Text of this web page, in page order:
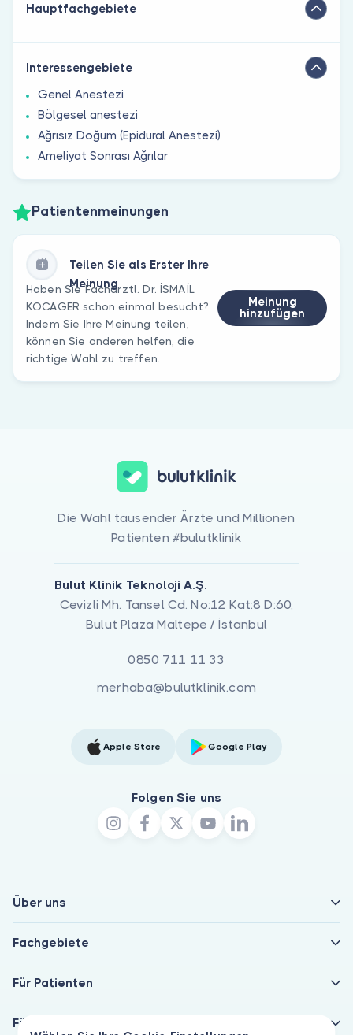
Hauptfachgebiete
Interessengebiete
Genel Anestezi
Bölgesel anestezi
Ağrısız Doğum (Epidural Anestezi)
Ameliyat Sonrası Ağrılar
Patientenmeinungen
Teilen Sie als Erster Ihre
Meinung
Haben Sie Fachärztl. Dr. İSMAİL
KOCAGER schon einmal besucht?
Indem Sie Ihre Meinung teilen,
können Sie anderen helfen, die
richtige Wahl zu treffen.
Meinung
hinzufügen
Die Wahl tausender Ärzte und Millionen
Patienten #bulutklinik
Bulut Klinik Teknoloji A.Ş.
Cevizli Mh. Tansel Cd. No:12 Kat:8 D:60,
Bulut Plaza Maltepe / İstanbul
0850 711 11 33
merhaba@bulutklinik.com
Apple Store Google Play
Folgen Sie uns
Über uns
Fachgebiete
Für Patienten
Für Ärzte